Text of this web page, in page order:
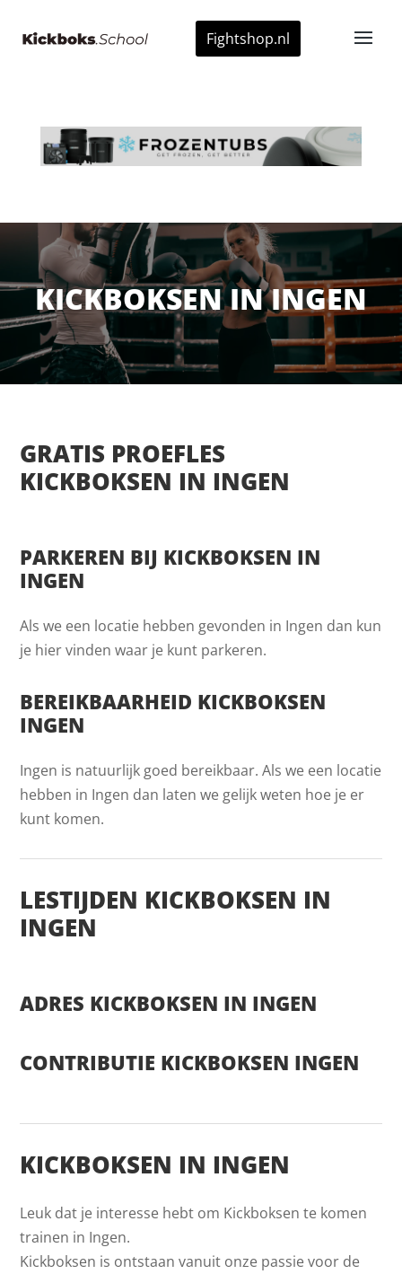
Fightshop.nl
KICKBOKSEN IN INGEN
GRATIS PROEFLES
KICKBOKSEN IN INGEN
PARKEREN BIJ KICKBOKSEN IN
INGEN
Als we een locatie hebben gevonden in Ingen dan kun
je hier vinden waar je kunt parkeren.
BEREIKBAARHEID KICKBOKSEN
INGEN
Ingen is natuurlijk goed bereikbaar. Als we een locatie
hebben in Ingen dan laten we gelijk weten hoe je er
kunt komen.
LESTIJDEN KICKBOKSEN IN
INGEN
ADRES KICKBOKSEN IN INGEN
CONTRIBUTIE KICKBOKSEN INGEN
KICKBOKSEN IN INGEN
Leuk dat je interesse hebt om Kickboksen te komen
trainen in Ingen.
Kickboksen is ontstaan vanuit onze passie voor de